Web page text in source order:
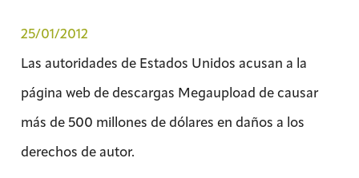
25/01/2012
Las autoridades de Estados Unidos acusan a la
página web de descargas Megaupload de causar
más de 500 millones de dólares en daños a los
derechos de autor.